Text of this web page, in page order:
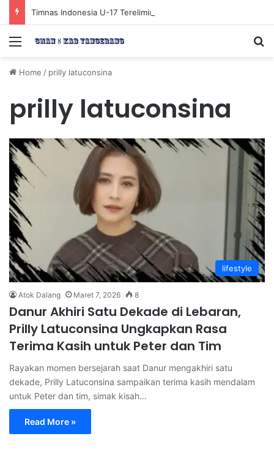
Menu
Home / prilly latuconsina
prilly latuconsina
lifestyle
Atok Dalang Maret 7, 2026 8
Danur Akhiri Satu Dekade di Lebaran,
Prilly Latuconsina Ungkapkan Rasa
Terima Kasih untuk Peter dan Tim
Rayakan momen bersejarah saat Danur mengakhiri satu
dekade, Prilly Latuconsina sampaikan terima kasih mendalam
untuk Peter dan tim, simak kisah…
Read More »